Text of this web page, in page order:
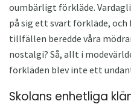
oumbärligt förkläde.
på sig ett svart förkläde,
tillfällen beredde våra
nostalgi? Så, allt i
förkläden blev inte ett
Skolans enhetliga